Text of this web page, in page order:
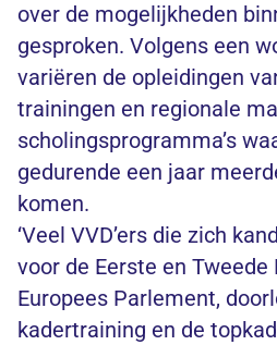
over de mogelijkheden
gesproken. Volgens een
variëren de opleidingen
trainingen en regionale
scholingsprogramma’s
gedurende een jaar
komen.
‘Veel VVD’ers die zich
voor de Eerste en
Europees Parlement,
kadertraining en de